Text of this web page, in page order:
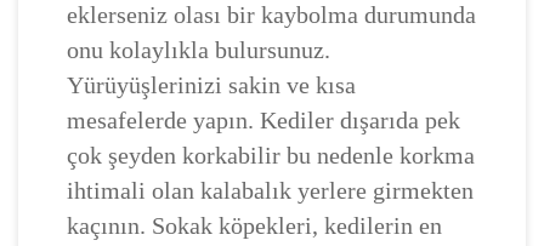
eklerseniz olası bir kaybolma durumunda
onu kolaylıkla bulursunuz.
Yürüyüşlerinizi sakin ve kısa
mesafelerde yapın. Kediler dışarıda pek
çok şeyden korkabilir bu nedenle korkma
ihtimali olan kalabalık yerlere girmekten
kaçının. Sokak köpekleri, kedilerin en